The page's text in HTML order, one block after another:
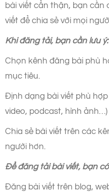
bài viết cẩn thận, bạn
viết để chia sẻ với mọi
Khi đăng tải, bạn cần lưu ý:
Chọn kênh đăng bài phù
mục tiêu.
Định dạng bài viết phù
video, podcast, hình ảnh…)
Chia sẻ bài viết trên các
người hơn.
Để đăng tải bài viết, bạn
Đăng bài viết trên blog,